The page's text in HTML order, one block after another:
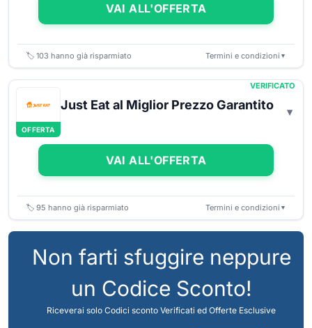
VAI ALL'OFFERTA
🏷️ 103 hanno già risparmiato Termini e condizioni ▼
OFFERTA
VERIFICATO
Just Eat al Miglior Prezzo Garantito
VAI ALL'OFFERTA
🏷️ 95 hanno già risparmiato Termini e condizioni ▼
Non farti sfuggire neppure
un Codice Sconto!
Riceverai solo Codici sconto Verificati ed Offerte Esclusive